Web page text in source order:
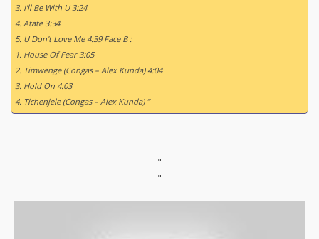
3. I'll Be With U 3:24
4. Atate 3:34
5. U Don't Love Me 4:39 Face B :
1. House Of Fear 3:05
2. Timwenge (Congas – Alex Kunda) 4:04
3. Hold On 4:03
4. Tichenjele (Congas – Alex Kunda) ”
"
"